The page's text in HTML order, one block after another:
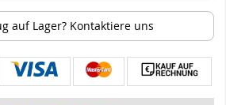
auf Lager? Kontaktiere uns